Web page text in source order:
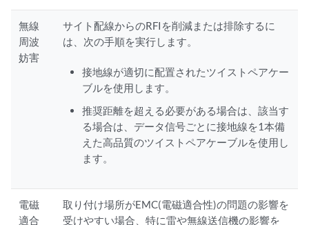
無線
周波
妨害
サイト配線からのRFIを削減または排除するに
は、次の手順を実行します。
接地線が適切に配置されたツイストペアケー
ブルを使用します。
推奨距離を超える必要がある場合は、該当す
る場合は、データ信号ごとに接地線を1本備
えた高品質のツイストペアケーブルを使用し
ます。
電磁
適合
取り付け場所がEMC(電磁適合性)の問題の影響を
受けやすい場合、特に雷や無線送信機の影響を